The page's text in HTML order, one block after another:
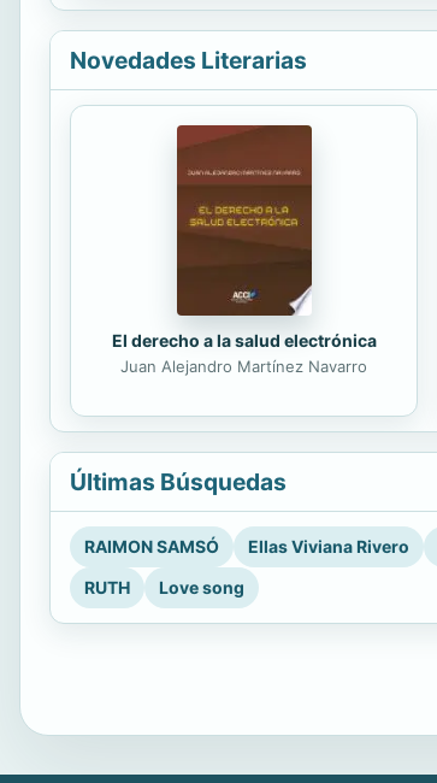
Novedades Literarias
El derecho a la salud electrónica
Juan Alejandro Martínez Navarro
Últimas Búsquedas
RAIMON SAMSÓ Ellas Viviana Rivero
RUTH
Love song